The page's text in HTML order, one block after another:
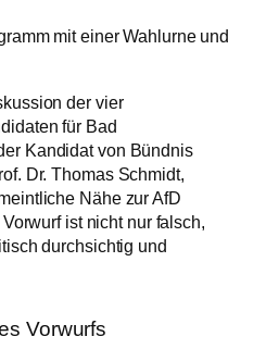
der vier
für Bad
Kandidat von Bündnis
Dr. Thomas Schmidt,
Nähe zur AfD
ist nicht nur falsch,
durchsichtig und
Vorwurfs